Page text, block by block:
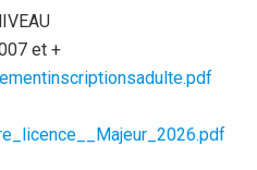
et +